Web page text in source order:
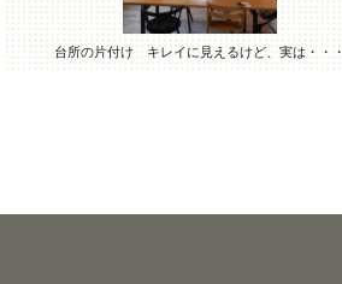
台所の片付け キレイに見えるけど、実は・・・